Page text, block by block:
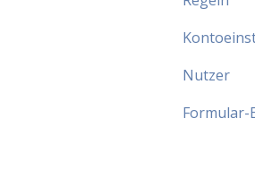
Nutzer
Formular-